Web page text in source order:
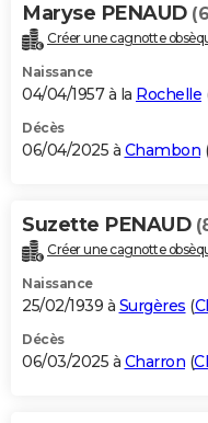
Maryse PENAUD
Créer une cagnotte
Naissance
04/04/1957 à la Rochelle
Décès
06/04/2025 à Chambon (
Suzette PENAUD
Créer une cagnotte
Naissance
25/02/1939 à Surgères (
Décès
06/03/2025 à Charron (